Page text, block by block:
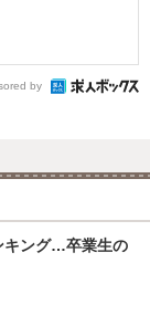
by
キング…卒業生の